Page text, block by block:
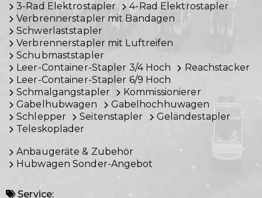
3-Rad Elektrostapler
4-Rad Elektrostapler
Verbrennerstapler mit Bandagen
Schwerlaststapler
Verbrennerstapler mit Luftreifen
Schubmaststapler
Leer-Container-Stapler 3/4 Hoch
Reachstacker
Leer-Container-Stapler 6/9 Hoch
Schmalgangstapler
Kommissionierer
Gabelhubwagen
Gabelhochhuwagen
Schlepper
Seitenstapler
Geländestapler
Teleskoplader
Anbaugeräte & Zubehör
Hubwagen Sonder-Angebot
Service: